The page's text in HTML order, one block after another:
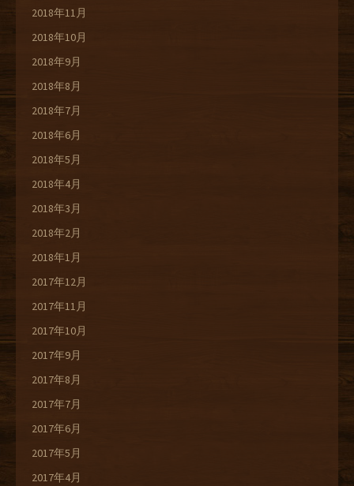
2018年11月
2018年10月
2018年9月
2018年8月
2018年7月
2018年6月
2018年5月
2018年4月
2018年3月
2018年2月
2018年1月
2017年12月
2017年11月
2017年10月
2017年9月
2017年8月
2017年7月
2017年6月
2017年5月
2017年4月